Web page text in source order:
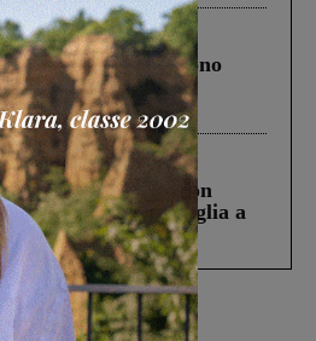
in A1 in cui morirono
Lo schianto, il
sorpassi fra tir....
struttura di Castiglion
aveva ucciso la figlia a